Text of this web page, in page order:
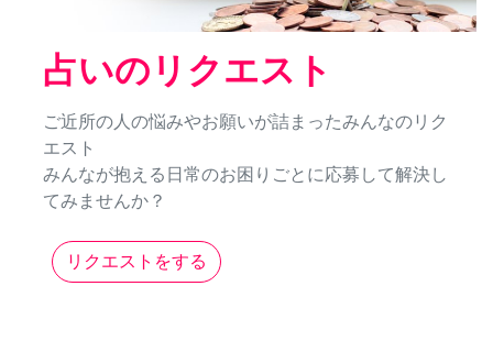
占いのリクエスト
ご近所の人の悩みやお願いが詰まったみんなのリク
エスト
みんなが抱える日常のお困りごとに応募して解決し
てみませんか？
リクエストをする